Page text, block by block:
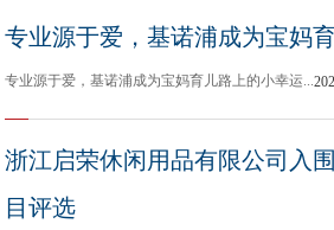
专业源于爱，基诺浦成为宝妈
专业源于爱，基诺浦成为宝妈育儿路上的小幸运...
浙江启荣休闲用品有限公司入
目评选